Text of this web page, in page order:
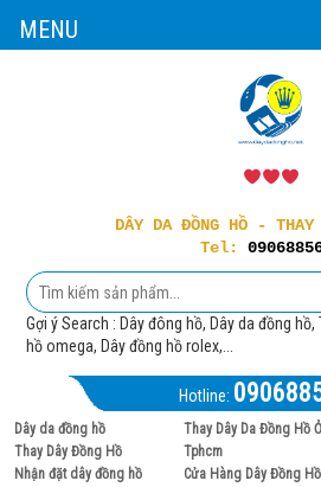
DÂY DA ĐỒNG HỒ - THAY
Tel:
Gợi ý Search : Dây đông hồ, Dây da đồng
hồ omega, Dây đồng hồ rolex,...
Hotline:
Dây da đồng hồ
Thay Dây Đồng Hồ
Nhận đặt dây đồng hồ
Thay Dây Da Đồng Hồ
Tphcm
Cửa Hàng Dây Đồng
MENU